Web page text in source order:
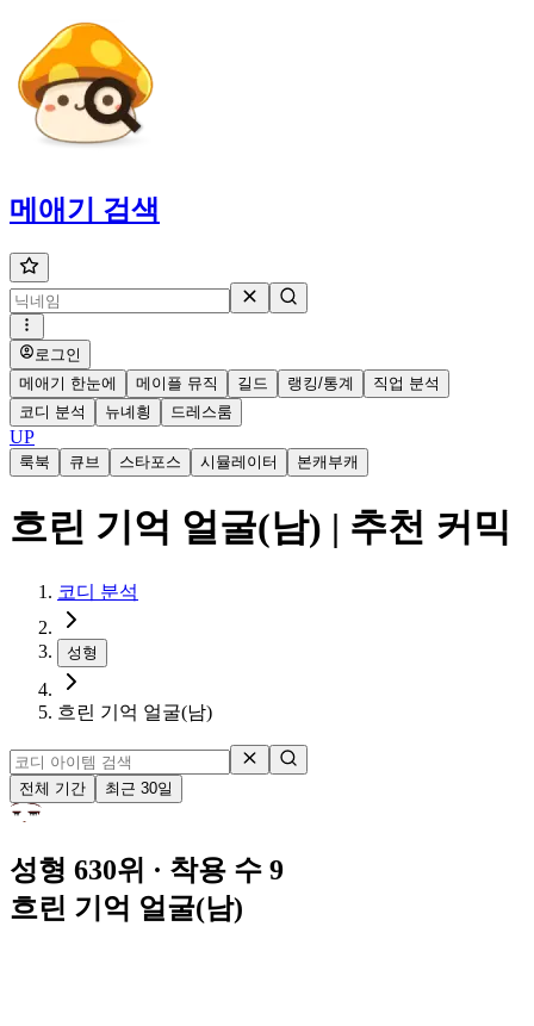
메애기 검색
로그인
메애기 한눈에
메이플 뮤직 길드 랭킹/통계
직업 분석
코디 분석
뉴녜힁 드레스룸
UP
룩북 큐브 스타포스 시뮬레이터 본캐부캐
흐린 기억 얼굴(남) | 추천 커믹
코디 분석
성형
흐린 기억 얼굴(남)
전체 기간 최근 30일
성형 630위 · 착용 수 9
흐린 기억 얼굴(남)